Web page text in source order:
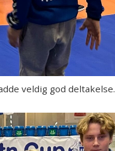
veldig god deltakelse.